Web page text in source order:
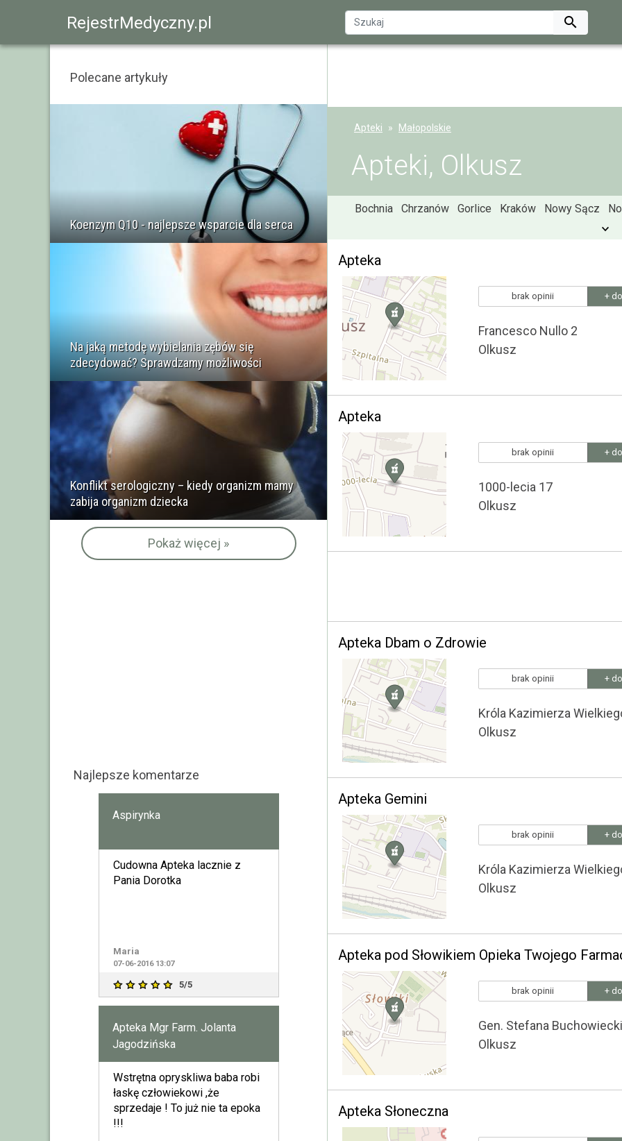
RejestrMedyczny.pl 
Apteki Małopolskie
Apteki, Olkusz
Bochnia Chrzanów Gorlice Kraków Nowy Sącz
Apteka
brak opinii +
Francesco Nullo 2
Olkusz
Apteka
brak opinii +
1000-lecia 17
Olkusz
Apteka Dbam o Zdrowie
brak opinii +
Króla Kazimierza
Olkusz
Apteka Gemini
brak opinii +
Króla Kazimierza
Olkusz
Apteka pod Słowikiem Opieka Twojego
brak opinii +
Gen. Stefana
Olkusz
Apteka Słoneczna
Polecane artykuły
Koenzym Q10 - najlepsze wsparcie dla serca
Na jaką metodę wybielania zębów się
zdecydować? Sprawdzamy możliwości
Konflikt serologiczny – kiedy organizm mamy
zabija organizm dziecka
Pokaż więcej »
Najlepsze komentarze
Aspirynka
Cudowna Apteka lacznie z
Pania Dorotka
Maria
07-06-2016 13:07
5/5
Apteka Mgr Farm. Jolanta
Jagodzińska
Wstrętna opryskliwa baba robi
łaskę człowiekowi ,że
sprzedaje ! To już nie ta epoka
!!!